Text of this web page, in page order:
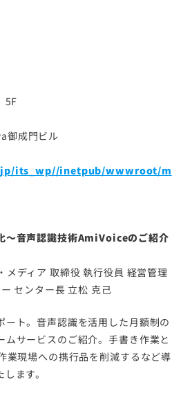
5F
成門ビル
its_wp//inetpub/wwwroot/m
～音声認識技術AmiVoiceのご紹介
ディア 取締役 執行役員 経営管理
センター長 立松 克己
ト。音声認識を活用した月額制の
サービスのご紹介。手書き作業と
業現場への携行品を削減するなど導
ます。